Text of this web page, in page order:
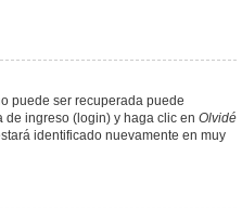
puede ser recuperada puede
ingreso (login) y haga clic en Olvidé
identificado nuevamente en muy